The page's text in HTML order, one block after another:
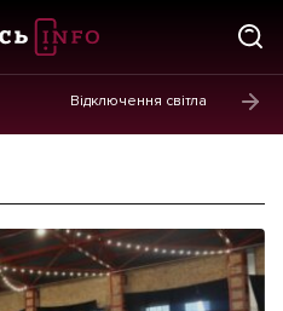
Відключення світла